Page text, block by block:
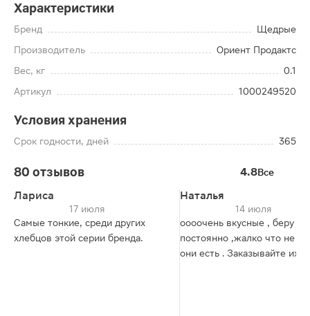
Характеристики
Бренд
Щедрые
Производитель
Ориент Продактс
Вес, кг
0.1
Артикул
1000249520
Условия хранения
Срок годности, дней 365
80 отзывов 4.8Все
Лариса
17 июля
Самые тонкие, среди других
хлебцов этой серии бренда.
Наталья
14 июля
оооочень вкусные , беру их
постоянно ,жалко что не
они есть . Заказывайте их